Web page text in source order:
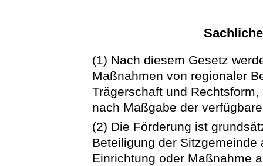
(1) Nach diesem Gesetz
Maßnahmen von regionaler
Trägerschaft und
nach Maßgabe der
(2) Die Förderung ist
Beteiligung der
Einrichtung oder Maßnahme